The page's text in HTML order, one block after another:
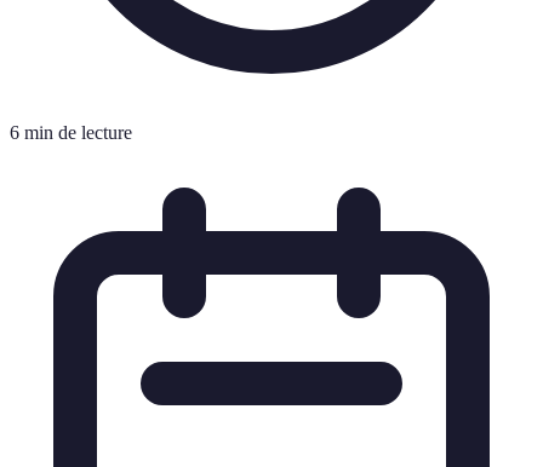
6 min de lecture